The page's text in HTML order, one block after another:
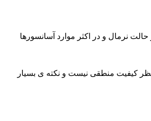
نرمال و در اکثر موارد آسانسورها
نظر کیفیت منطقی نیست و نکته ی بسیار